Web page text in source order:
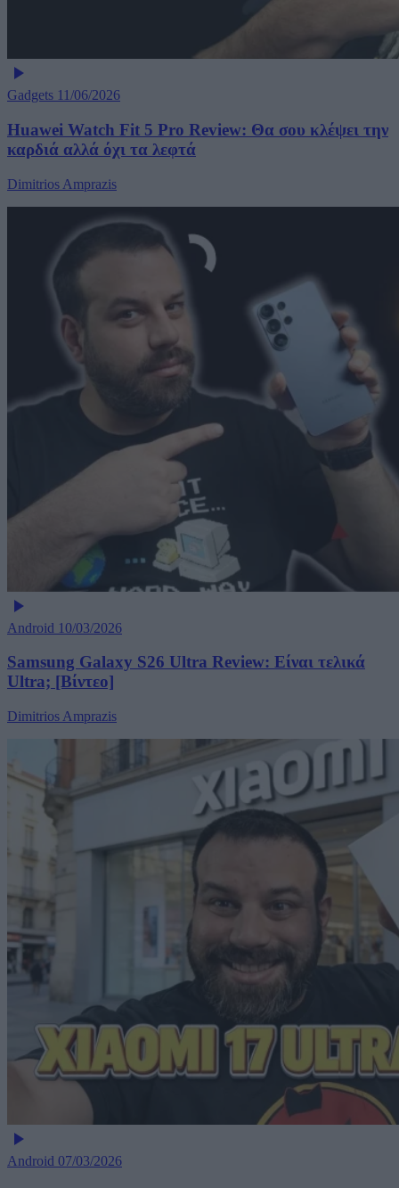
Gadgets 11/06/2026
Huawei Watch Fit 5 Pro Review: Θα σου κλέψει την
καρδιά αλλά όχι τα λεφτά
Dimitrios Amprazis
Android 10/03/2026
Samsung Galaxy S26 Ultra Review: Είναι τελικά
Ultra; [Βίντεο]
Dimitrios Amprazis
Android 07/03/2026